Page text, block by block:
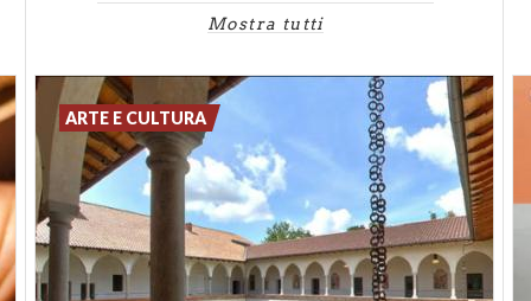
Mostra tutti
ARTE E CULTURA